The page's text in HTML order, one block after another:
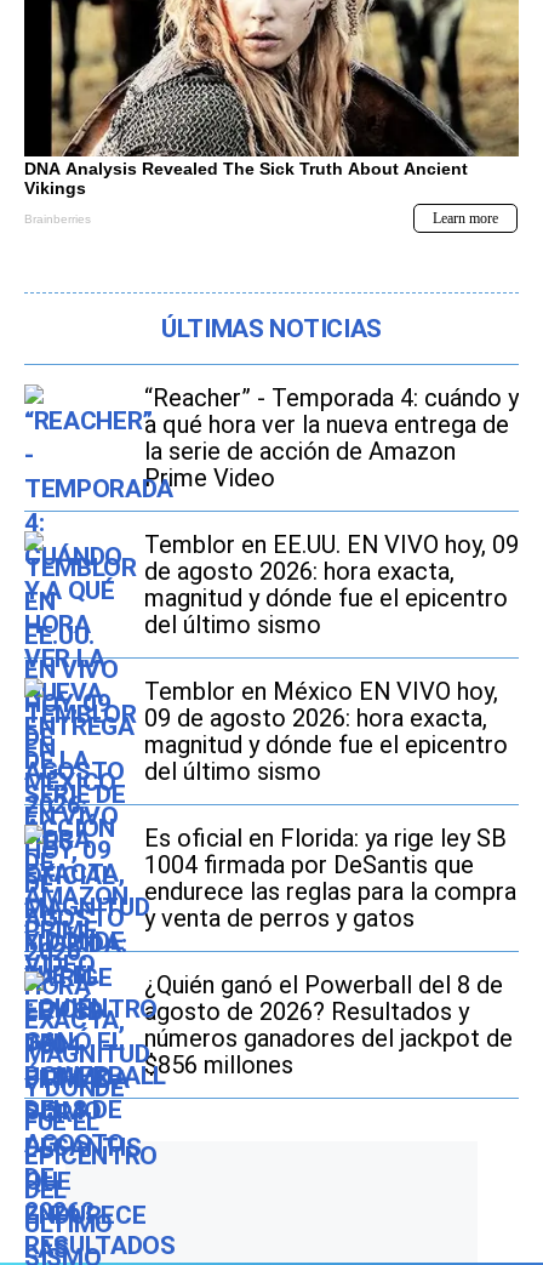
ÚLTIMAS NOTICIAS
“Reacher” - Temporada 4: cuándo y
a qué hora ver la nueva entrega de
la serie de acción de Amazon
Prime Video
Temblor en EE.UU. EN VIVO hoy, 09
de agosto 2026: hora exacta,
magnitud y dónde fue el epicentro
del último sismo
Temblor en México EN VIVO hoy,
09 de agosto 2026: hora exacta,
magnitud y dónde fue el epicentro
del último sismo
Es oficial en Florida: ya rige ley SB
1004 firmada por DeSantis que
endurece las reglas para la compra
y venta de perros y gatos
¿Quién ganó el Powerball del 8 de
agosto de 2026? Resultados y
números ganadores del jackpot de
$856 millones